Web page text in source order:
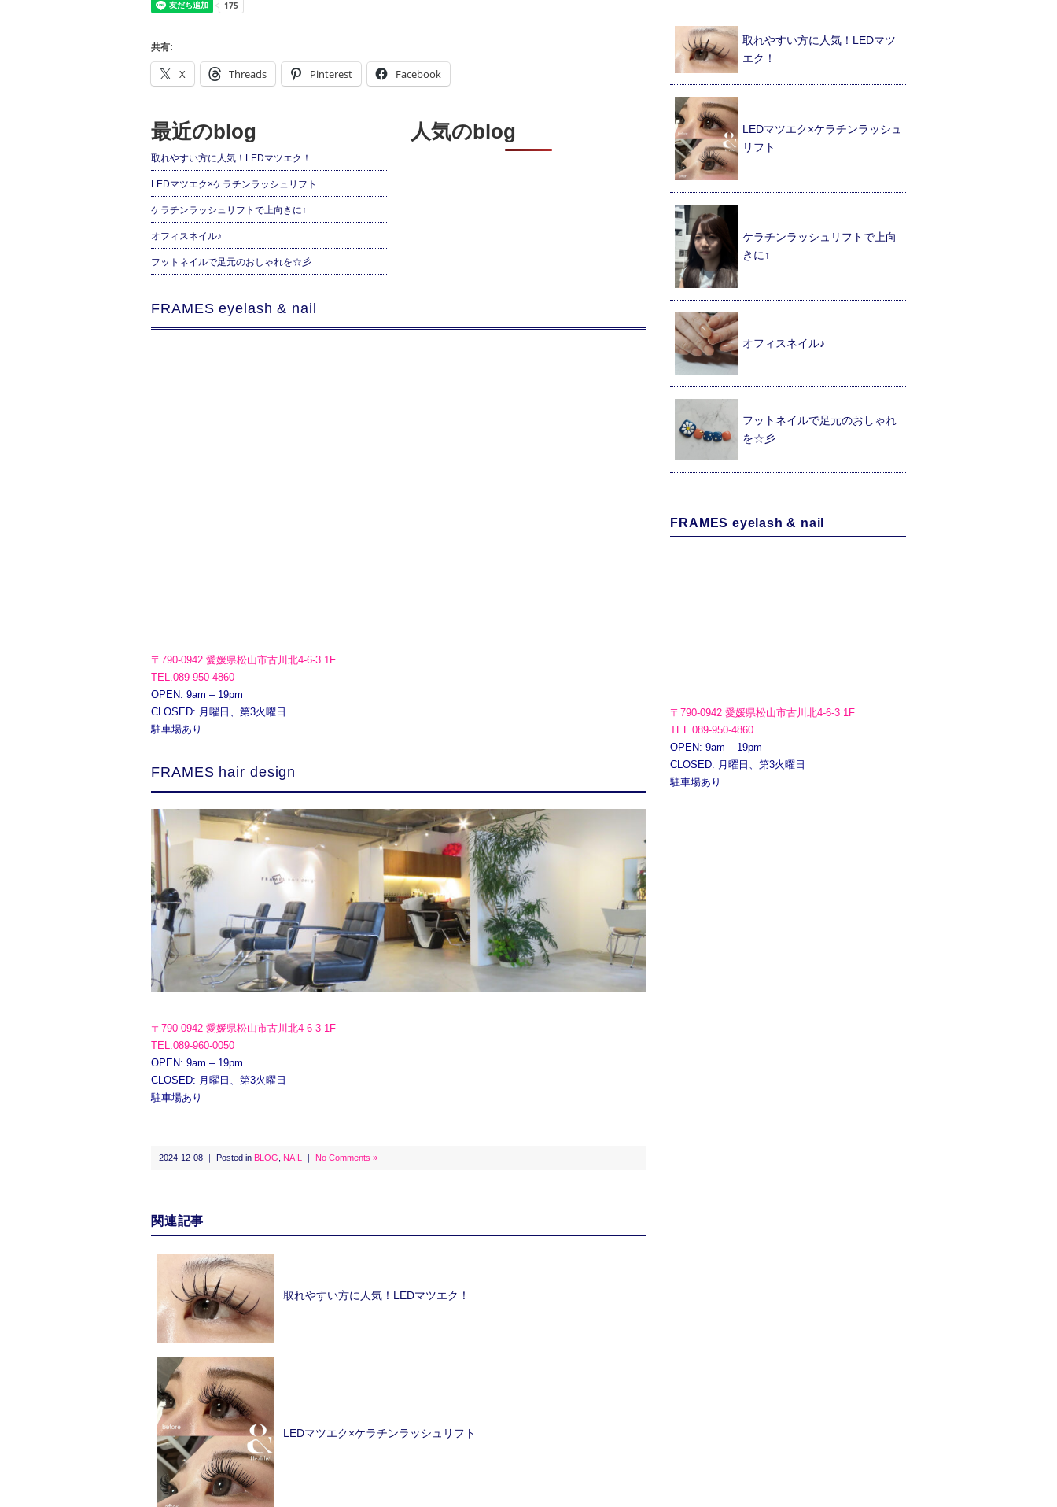
共有:
X Threads Pinterest Facebook
最近のblog
取れやすい方に人気！LEDマツエク！
LEDマツエク×ケラチンラッシュリフト
ケラチンラッシュリフトで上向きに↑
オフィスネイル♪
フットネイルで足元のおしゃれを☆彡
人気のblog
FRAMES eyelash & nail
〒790-0942 愛媛県松山市古川北4-6-3 1F
TEL.089-950-4860
OPEN: 9am – 19pm
CLOSED: 月曜日、第3火曜日
駐車場あり
FRAMES hair design
〒790-0942 愛媛県松山市古川北4-6-3 1F
TEL.089-960-0050
OPEN: 9am – 19pm
CLOSED: 月曜日、第3火曜日
駐車場あり
2024-12-08 ｜ Posted in BLOG NAIL ｜ No Comments »
関連記事
取れやすい方に人気！LEDマツエク！
LEDマツエク×ケラチンラッシュリフト
取れやすい方に人気！LEDマツ
エク！
LEDマツエク×ケラチンラッシュ
リフト
ケラチンラッシュリフトで上向
きに↑
オフィスネイル♪
フットネイルで足元のおしゃれ
を☆彡
FRAMES eyelash & nail
〒790-0942 愛媛県松山市古川北4-6-3 1F
TEL.089-950-4860
OPEN: 9am – 19pm
CLOSED: 月曜日、第3火曜日
駐車場あり